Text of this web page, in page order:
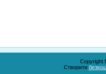
Copyright
Створити